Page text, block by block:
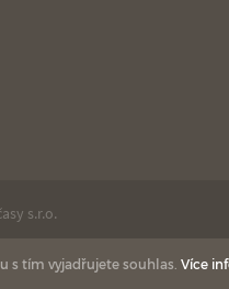
s.r.o.
s tím vyjadřujete souhlas. Více